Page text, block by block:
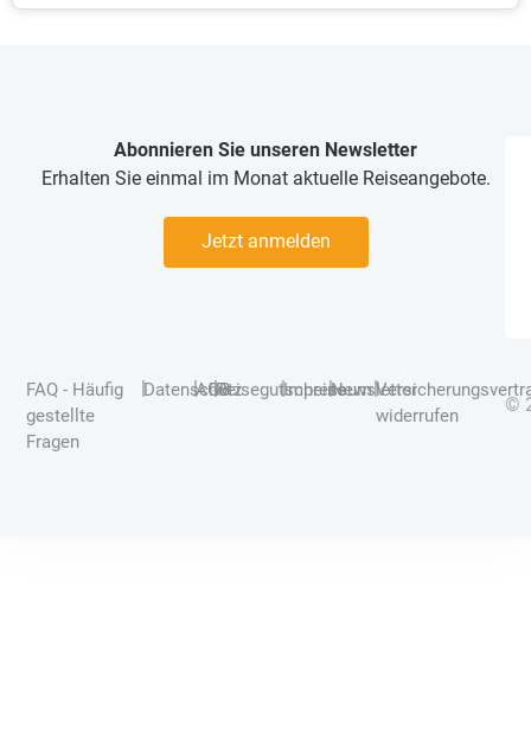
Abonnieren Sie unseren Newsletter
Erhalten Sie einmal im Monat aktuelle Reiseangebote.
Jetzt anmelden
FAQ - Häufig
gestellte
Fragen
|Datenschutz
|AGB
|Reisegutscheine
|Impressum
|Newsletter
|
widerrufen
©